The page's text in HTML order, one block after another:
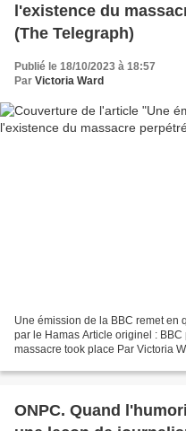
l'existence du
(The Telegraph)
Publié le 18/10/2023 à 18:57
Par Victoria Ward
Une émission de la BBC remet en
par le Hamas Article originel :
massacre took place Par Victoria
ONPC. Quand